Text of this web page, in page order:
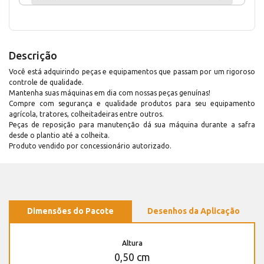
Descrição
Você está adquirindo peças e equipamentos que passam por um rigoroso
controle de qualidade.
Mantenha suas máquinas em dia com nossas peças genuínas!
Compre com segurança e qualidade produtos para seu equipamento
agrícola, tratores, colheitadeiras entre outros.
Peças de reposição para manutenção dá sua máquina durante a safra
desde o plantio até a colheita.
Produto vendido por concessionário autorizado.
Dimensões do Pacote Desenhos da Aplicação
Altura
0,50 cm